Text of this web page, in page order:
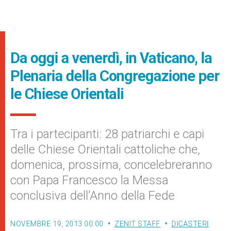
Da oggi a venerdì, in Vaticano, la
Plenaria della Congregazione per
le Chiese Orientali
Tra i partecipanti: 28 patriarchi e capi
delle Chiese Orientali cattoliche che,
domenica, prossima, concelebreranno
con Papa Francesco la Messa
conclusiva dell’Anno della Fede
NOVEMBRE 19, 2013 00:00 ZENIT STAFF DICASTERI